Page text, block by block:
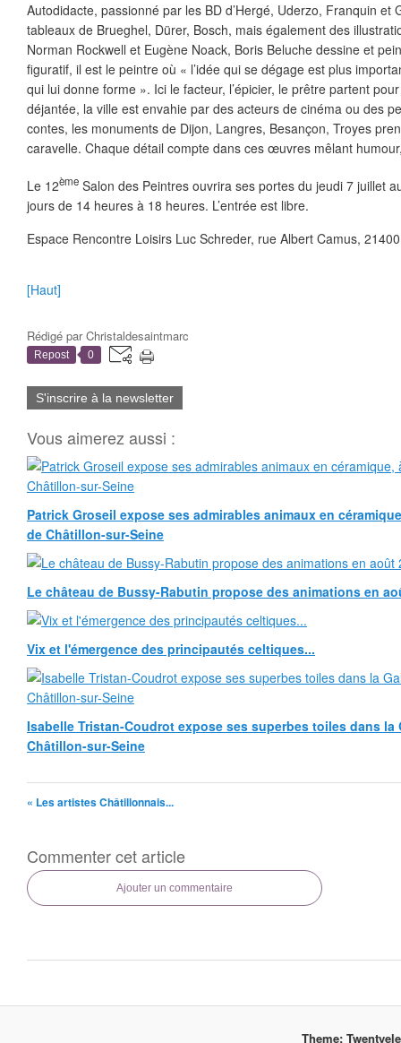
Autodidacte, passionné par les BD d’Hergé, Uderzo, Franquin et
tableaux de Brueghel, Dürer, Bosch, mais également des
Norman Rockwell et Eugène Noack, Boris Beluche dessine et
figuratif, il est le peintre où « l’idée qui se dégage est plus
qui lui donne forme ». Ici le facteur, l’épicier, le prêtre partent
déjantée, la ville est envahie par des acteurs de cinéma ou des
contes, les monuments de Dijon, Langres, Besançon, Troyes
caravelle. Chaque détail compte dans ces œuvres mêlant
Le 12ème Salon des Peintres ouvrira ses portes du jeudi 7 juillet
jours de 14 heures à 18 heures. L’entrée est libre.
Espace Rencontre Loisirs Luc Schreder, rue Albert Camus,
[Haut]
Rédigé parChristaldesaintmarc
Repost 0
S'inscrire à la newsletter
Vous aimerez aussi :
Patrick Groseil expose ses admirables animaux en
de Châtillon-sur-Seine
Le château de Bussy-Rabutin propose des animations en
Vix et l'émergence des principautés celtiques...
Isabelle Tristan-Coudrot expose ses superbes toiles dans la
Châtillon-sur-Seine
« Les artistes Châtillonnais...
Commenter cet article
Ajouter un commentaire
Theme: